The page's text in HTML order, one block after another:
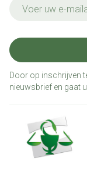
Door op inschrijven
nieuwsbrief en gaat